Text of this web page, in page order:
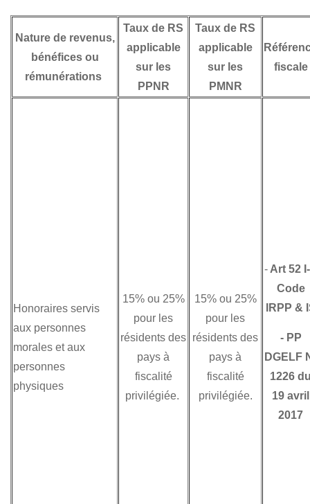
Nature de revenus,
bénéfices ou
rémunérations
Taux de RS
applicable
sur les
PPNR
Taux de RS
applicable
sur les
PMNR
fiscale
Honoraires servis
aux personnes
morales et aux
personnes
physiques
15% ou 25%
pour les
résidents des
pays à
fiscalité
privilégiée.
15% ou 25%
pour les
résidents des
pays à
fiscalité
privilégiée.
- Art 52
Code
IRPP &
- PP
DGELF
1226
19 avril
2017